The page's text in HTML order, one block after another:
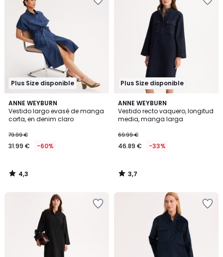
Plus Size disponible
ANNE WEYBURN
Vestido largo evasé de manga
corta, en denim claro
79.99 €
31.99 € -60%
4,3
/ 5
4,3
/
Plus Size disponible
ANNE WEYBURN
Vestido recto vaquero, longitud
media, manga larga
69.99 €
46.89 € -33%
3,7
/ 5
3,7
/